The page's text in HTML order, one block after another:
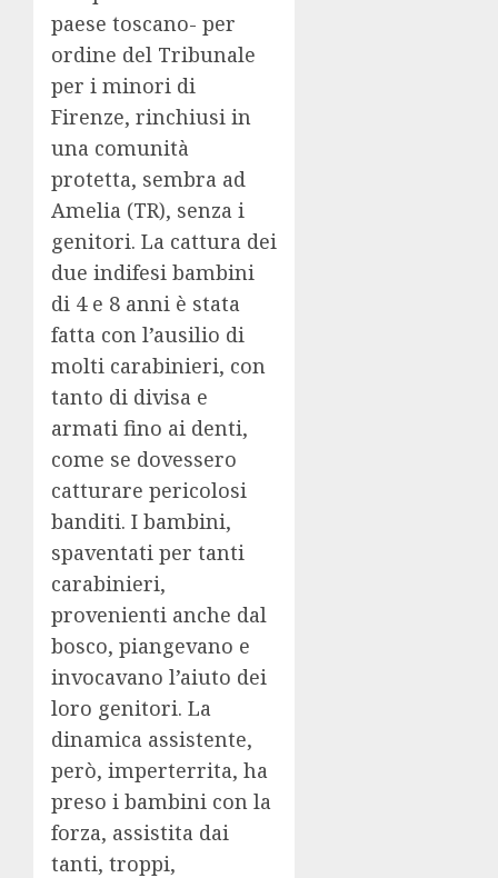
paese toscano- per
ordine del Tribunale
per i minori di
Firenze, rinchiusi in
una comunità
protetta, sembra ad
Amelia (TR), senza i
genitori. La cattura dei
due indifesi bambini
di 4 e 8 anni è stata
fatta con l’ausilio di
molti carabinieri, con
tanto di divisa e
armati fino ai denti,
come se dovessero
catturare pericolosi
banditi. I bambini,
spaventati per tanti
carabinieri,
provenienti anche dal
bosco, piangevano e
invocavano l’aiuto dei
loro genitori. La
dinamica assistente,
però, imperterrita, ha
preso i bambini con la
forza, assistita dai
tanti, troppi,